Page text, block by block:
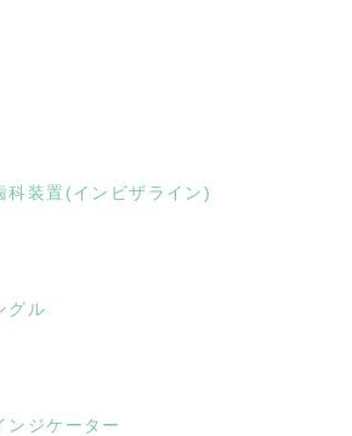
科装置(インビザライン)
グル
ンジケーター